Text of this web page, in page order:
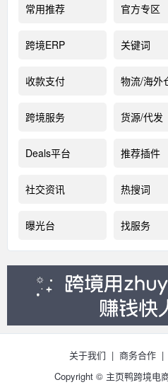
常用推荐 官方专区
跨境ERP 关键词
收款支付 物流/海外
跨境服务 货源/代发
Deals平台 推荐插件
社交资讯 热搜词
曝光台 找服务
关于我们 | 商务合作 |
Copyright © 主页鸭跨境电